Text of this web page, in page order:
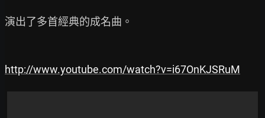
演出了多首經典的成名曲。
http://www.youtube.com/watch?v=i67OnKJSRuM